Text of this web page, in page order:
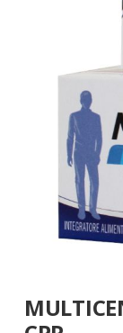
all'inizio
della